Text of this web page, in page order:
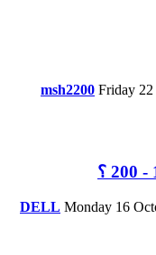
msh2200 Friday 22
DELL Monday 16